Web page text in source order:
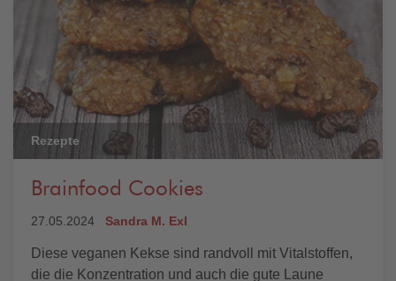
Rezepte
Brainfood Cookies
27.05.2024 Sandra M. Exl
Diese veganen Kekse sind randvoll mit Vitalstoffen,
die die Konzentration und auch die gute Laune